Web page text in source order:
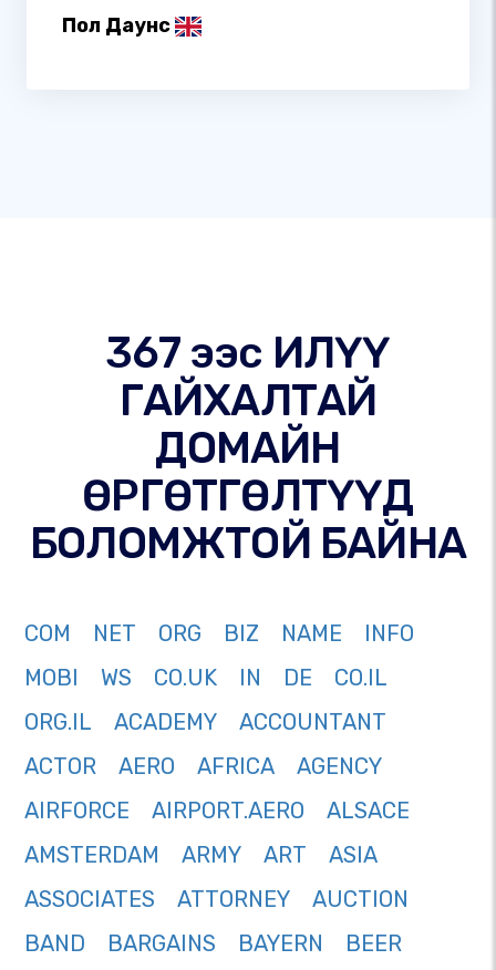
Пол Даунс
367 ээс ИЛҮҮ
ГАЙХАЛТАЙ
ДОМАЙН
ӨРГӨТГӨЛТҮҮД
БОЛОМЖТОЙ БАЙНА
COM NET ORG BIZ NAME
INFO
MOBI
WS CO.UK IN DE
CO.IL
ORG.IL
ACADEMY
ACCOUNTANT
ACTOR
AERO AFRICA
AGENCY
AIRFORCE
AIRPORT.AERO
ALSACE
AMSTERDAM
ARMY ART
ASIA
ASSOCIATES
ATTORNEY
AUCTION
BAND
BARGAINS BAYERN
BEER